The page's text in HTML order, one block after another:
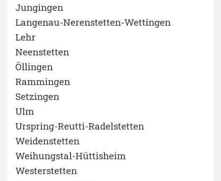
Jungingen
Langenau-Nerenstetten-Wettingen
Lehr
Neenstetten
Öllingen
Rammingen
Setzingen
Ulm
Urspring-Reutti-Radelstetten
Weidenstetten
Weihungstal-Hüttisheim
Westerstetten